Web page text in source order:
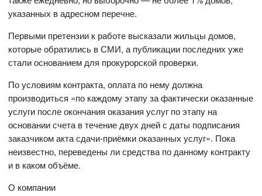
указанных в адресном перечне.
Первыми претензии к работе высказали жильцы домов,
которые обратились в СМИ, а публикации последних уже
стали основанием для прокурорской проверки.
По условиям контракта, оплата по нему должна
производиться «по каждому этапу за фактически оказанные
услуги после окончания оказания услуг по этапу на
основании счета в течение двух дней с даты подписания
заказчиком акта сдачи-приёмки оказанных услуг». Пока
неизвестно, переведены ли средства по данному контракту
и в каком объёме.
О компании